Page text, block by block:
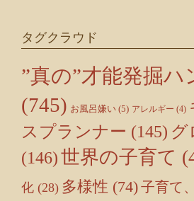
タグクラウド
”真の”才能発掘ハ
(745) お風呂嫌い (5) アレルギー (4)
スプランナー (145) グ
(146)世界の子育て
化 (28) 多様性 (74)子育て